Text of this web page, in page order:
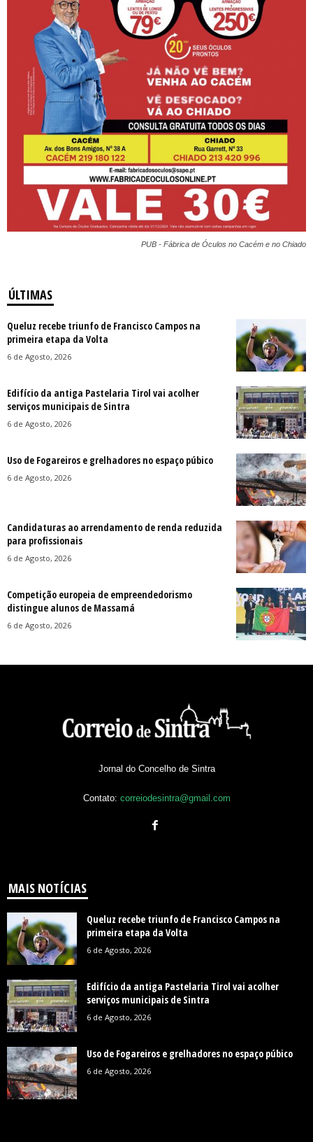
PUB - Fábrica de Óculos no Cacém e no Chiado
ÚLTIMAS
Queluz recebe triunfo de Francisco Campos na
primeira etapa da Volta
6 de Agosto, 2026
Edifício da antiga Pastelaria Tirol vai acolher
serviços municipais de Sintra
6 de Agosto, 2026
Uso de Fogareiros e grelhadores no espaço púbico
6 de Agosto, 2026
Candidaturas ao arrendamento de renda reduzida
para profissionais
6 de Agosto, 2026
Competição europeia de empreendedorismo
distingue alunos de Massamá
6 de Agosto, 2026
Jornal do Concelho de Sintra
Contato: correiodesintra@gmail.com
MAIS NOTÍCIAS
Queluz recebe triunfo de Francisco Campos na
primeira etapa da Volta
6 de Agosto, 2026
Edifício da antiga Pastelaria Tirol vai acolher
serviços municipais de Sintra
6 de Agosto, 2026
Uso de Fogareiros e grelhadores no espaço púbico
6 de Agosto, 2026